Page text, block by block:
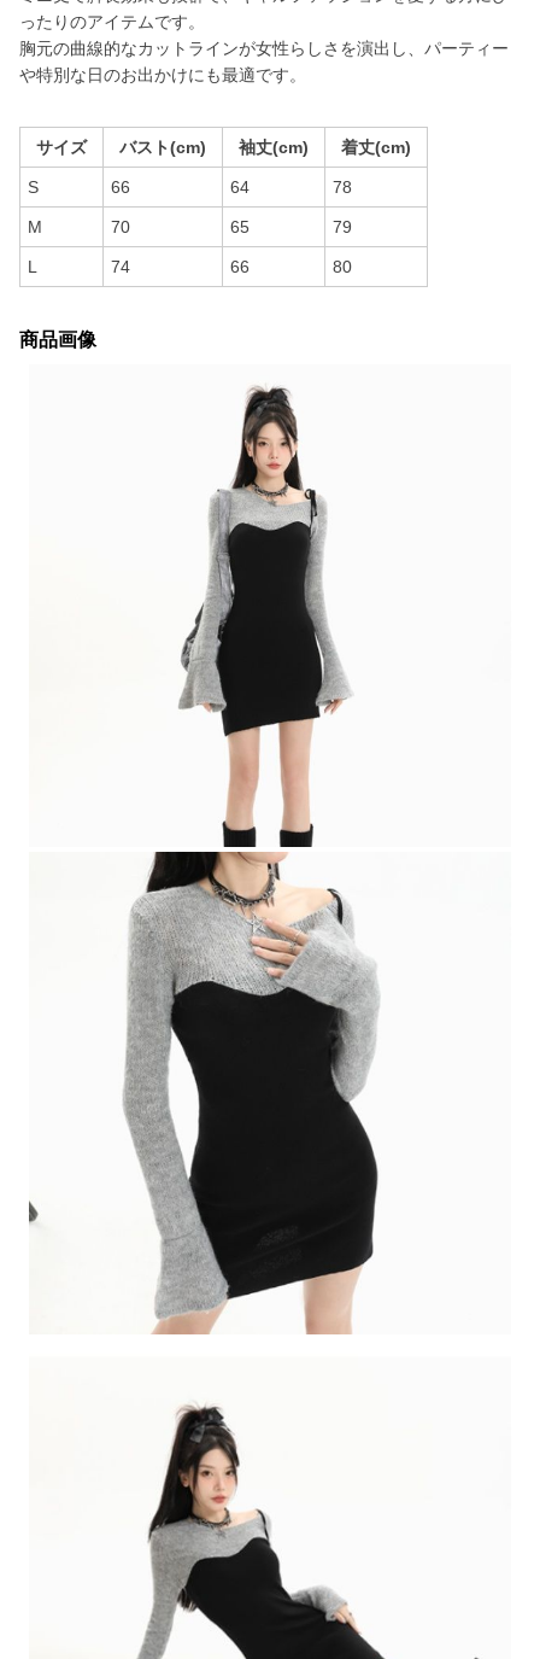
ったりのアイテムです。
胸元の曲線的なカットラインが女性らしさを演出し、パーティー
や特別な日のお出かけにも最適です。
サイズ バスト(cm) 袖丈(cm) 着丈(cm)
S 66 64 78
M 70 65 79
L 74 66 80
商品画像